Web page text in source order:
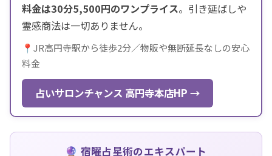
料金は30分5,500円のワンプライス。引き延ばしや
霊感商法は一切ありません。
📍JR高円寺駅から徒歩2分／物販や無断延長なしの安心
料金
占いサロンチャンス 高円寺本店HP →
🔮 宿曜占星術のエキスパート